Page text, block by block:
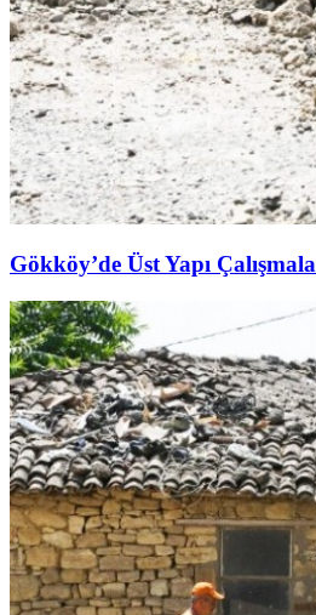
Gökköy’de Üst Yapı